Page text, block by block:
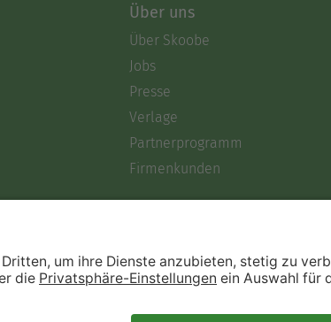
Über uns
Über Skoobe
Jobs
Presse
Verlage
Partnerprogramm
Firmenkunden